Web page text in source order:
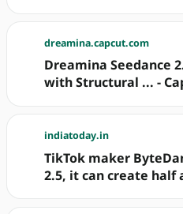
dreamina.capcut.com
Dreamina Seedance
with Structural ... -
indiatoday.in
TikTok maker
2.5, it can create half